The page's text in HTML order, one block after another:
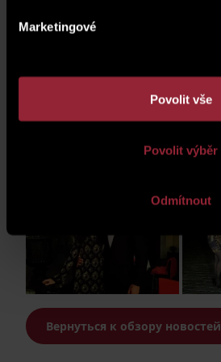
Marketingové
Povolit vše
Povolit výběr
Odmítnout
Вернуться к обзору новостей